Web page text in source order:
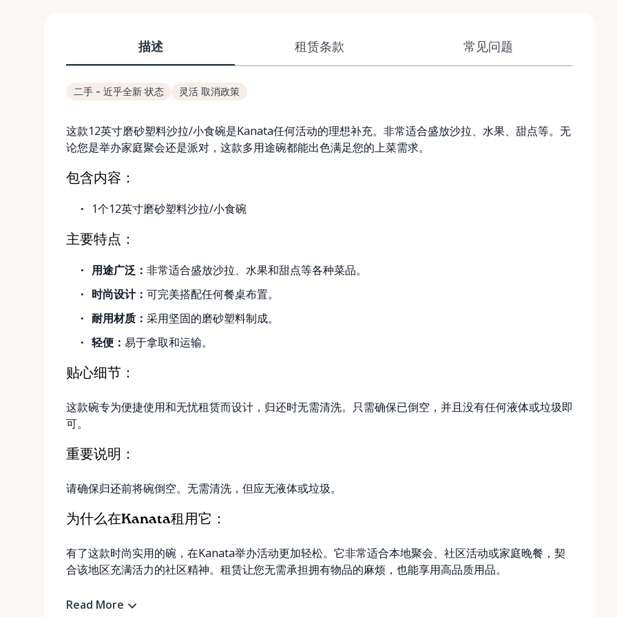
描述 租赁条款 常见问题
二手 - 近乎全新 状态 灵活 取消政策
这款12英寸磨砂塑料沙拉/小食碗是Kanata任何活动的理想补充。非常适合盛放沙拉、水果、甜点等。无
论您是举办家庭聚会还是派对，这款多用途碗都能出色满足您的上菜需求。
包含内容：
1个12英寸磨砂塑料沙拉/小食碗
主要特点：
用途广泛：非常适合盛放沙拉、水果和甜点等各种菜品。
时尚设计：可完美搭配任何餐桌布置。
耐用材质：采用坚固的磨砂塑料制成。
轻便：易于拿取和运输。
贴心细节：
这款碗专为便捷使用和无忧租赁而设计，归还时无需清洗。只需确保已倒空，并且没有任何液体或垃圾即
可。
重要说明：
请确保归还前将碗倒空。无需清洗，但应无液体或垃圾。
为什么在Kanata租用它：
有了这款时尚实用的碗，在Kanata举办活动更加轻松。它非常适合本地聚会、社区活动或家庭晚餐，契
合该地区充满活力的社区精神。租赁让您无需承担拥有物品的麻烦，也能享用高品质用品。
Read More